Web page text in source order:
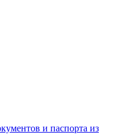
и паспорта из